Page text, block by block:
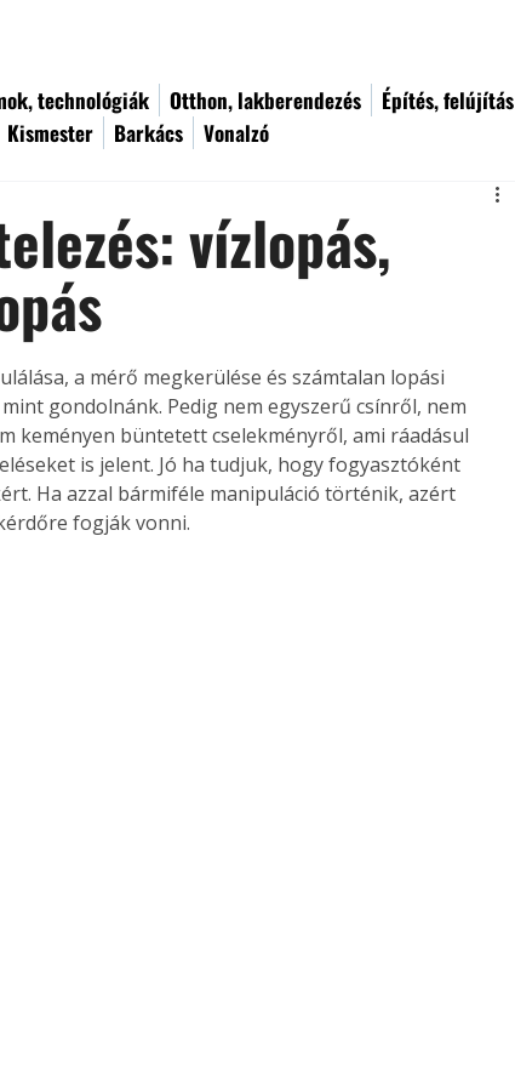
technológiák Otthon, lakberendezés Építés, felújítás
Kismester Barkács Vonalzó
vízlopás,
a mérő megkerülése és számtalan lopási
gondolnánk. Pedig nem egyszerű csínről, nem
keményen büntetett cselekményről, ami ráadásul
is jelent. Jó ha tudjuk, hogy fogyasztóként
Ha azzal bármiféle manipuláció történik, azért
fogják vonni.